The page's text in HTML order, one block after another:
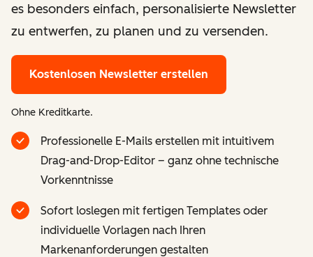
es besonders einfach, personalisierte Newsletter
zu entwerfen, zu planen und zu versenden.
Kostenlosen Newsletter erstellen
Ohne Kreditkarte.
Professionelle E-Mails erstellen mit intuitivem
Drag-and-Drop-Editor – ganz ohne technische
Vorkenntnisse
Sofort loslegen mit fertigen Templates oder
individuelle Vorlagen nach Ihren
Markenanforderungen gestalten